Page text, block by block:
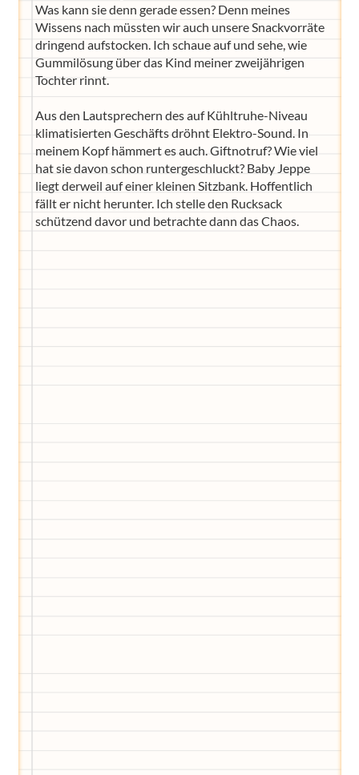
Was kann sie denn gerade essen? Denn meines
Wissens nach müssten wir auch unsere Snackvorräte
dringend aufstocken. Ich schaue auf und sehe, wie
Gummilösung über das Kind meiner zweijährigen
Tochter rinnt.
Aus den Lautsprechern des auf Kühltruhe-Niveau
klimatisierten Geschäfts dröhnt Elektro-Sound. In
meinem Kopf hämmert es auch. Giftnotruf? Wie viel
hat sie davon schon runtergeschluckt? Baby Jeppe
liegt derweil auf einer kleinen Sitzbank. Hoffentlich
fällt er nicht herunter. Ich stelle den Rucksack
schützend davor und betrachte dann das Chaos.